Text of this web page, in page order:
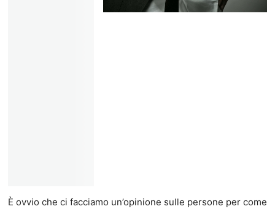
È ovvio che ci facciamo un’opinione sulle persone per come